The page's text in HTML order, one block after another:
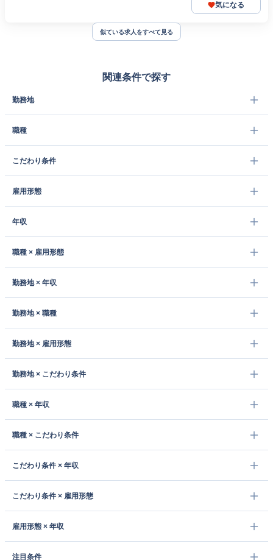
気になる
似ている求人をすべて見る
関連条件で探す
勤務地
職種
こだわり条件
雇用形態
年収
職種 × 雇用形態
勤務地 × 年収
勤務地 × 職種
勤務地 × 雇用形態
勤務地 × こだわり条件
職種 × 年収
職種 × こだわり条件
こだわり条件 × 年収
こだわり条件 × 雇用形態
雇用形態 × 年収
注目条件